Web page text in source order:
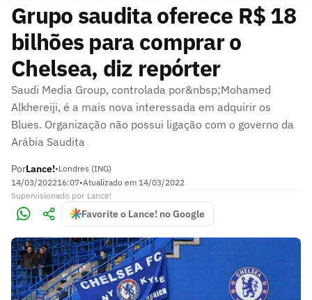
Grupo saudita oferece R$ 18
bilhões para comprar o
Chelsea, diz repórter
Saudi Media Group, controlada por&nbsp;Mohamed
Alkhereiji, é a mais nova interessada em adquirir os
Blues. Organização não possui ligação com o governo da
Arábia Saudita
PorLance!•Londres (ING)
14/03/202216:07•Atualizado em 14/03/2022
Supervisionado por Lance!
Favorite o Lance! no Google